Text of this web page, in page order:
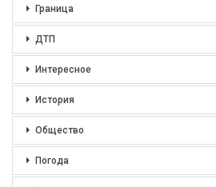
Граница
ДТП
Интересное
История
Общество
Погода